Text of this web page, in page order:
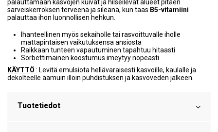
palauttamaan kasvojen kuivat ja hilseilevät alueet pitäen
sarveiskerroksen terveenä ja sileänä, kun taas B5-vitamiini
palauttaa ihon luonnollisen hehkun.
Ihanteellinen myös sekaiholle tai rasvoittuvalle iholle
mattapintaisen vaikutuksensa ansiosta
Raikkaan tunteen vapautuminen tapahtuu hitaasti
Sorbettimainen koostumus imeytyy nopeasti
KÄYTTÖ : Levitä emulsiota hellävaraisesti kasvoille, kaulalle ja
dekolteelle aamuin illoin puhdistuksen ja kasvoveden jälkeen.
Tuotetiedot